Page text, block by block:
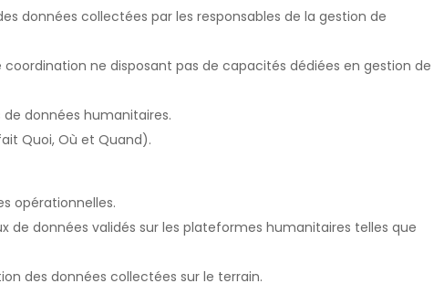
données collectées par les responsables de la gestion de
ne disposant pas de capacités dédiées en gestion de
données humanitaires.
Quoi, Où et Quand).
opérationnelles.
de données validés sur les plateformes humanitaires telles que
des données collectées sur le terrain.